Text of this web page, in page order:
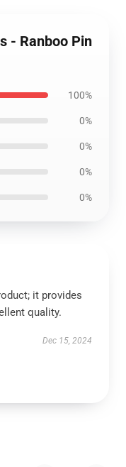
- Ranboo Pin
100%
0%
0%
0%
0%
it provides
quality.
Dec 15, 2024